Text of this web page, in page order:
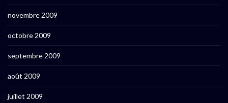
novembre 2009
octobre 2009
septembre 2009
août 2009
juillet 2009